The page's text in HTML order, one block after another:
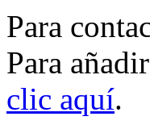
Para
Para
clic aquí.